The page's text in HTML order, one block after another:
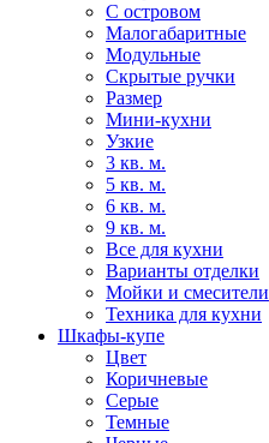
С островом
Малогабаритные
Модульные
Скрытые ручки
Размер
Мини-кухни
Узкие
3 кв. м.
5 кв. м.
6 кв. м.
9 кв. м.
Все для кухни
Варианты отделки
Мойки и смесители
Техника для кухни
Шкафы-купе
Цвет
Коричневые
Серые
Темные